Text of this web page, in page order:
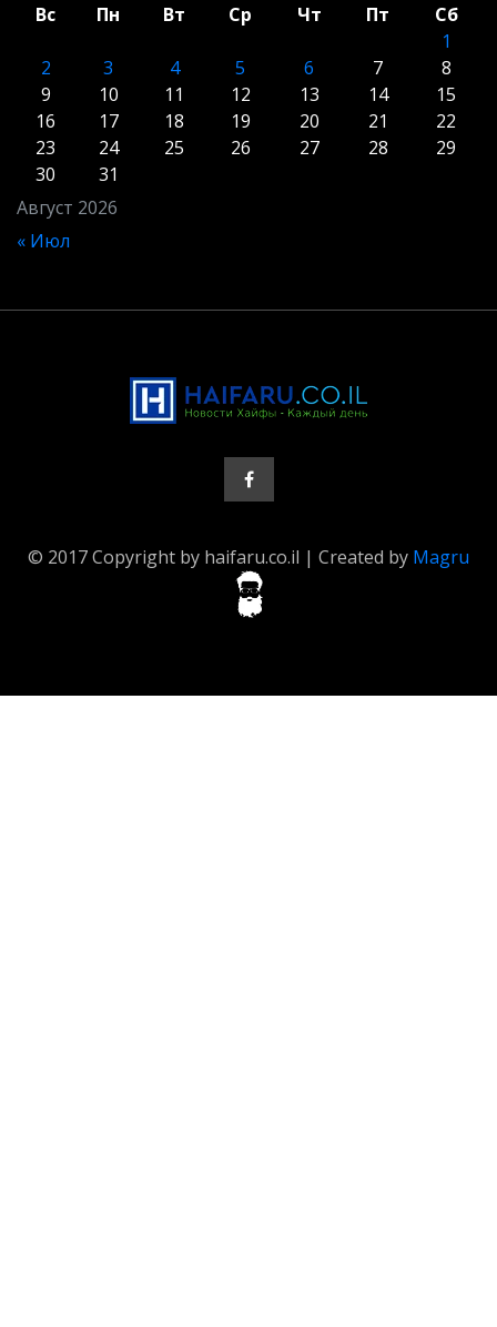
Август 2026
Вс Пн Вт Ср Чт Пт
Сб
1
2
3 4 5 6 7
8
9
10 11 12 13 14
15
16
17 18 19 20 21
22
23
24 25 26 27 28
29
30
31
« Июл
© 2017 Copyright by haifaru.co.il | Created by Magru